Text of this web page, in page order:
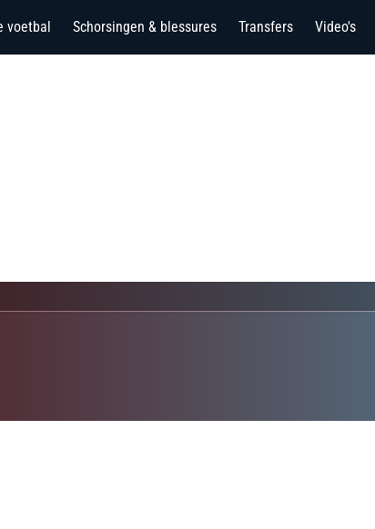
voetbal Schorsingen & blessures Transfers Video's